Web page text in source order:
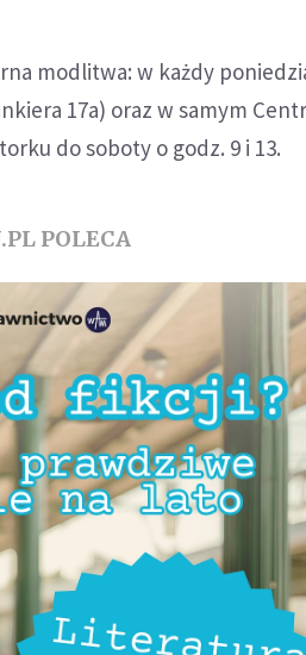
modlitwa: w każdy
17a) oraz w samym
do soboty o godz. 9 i 13.
POLECA